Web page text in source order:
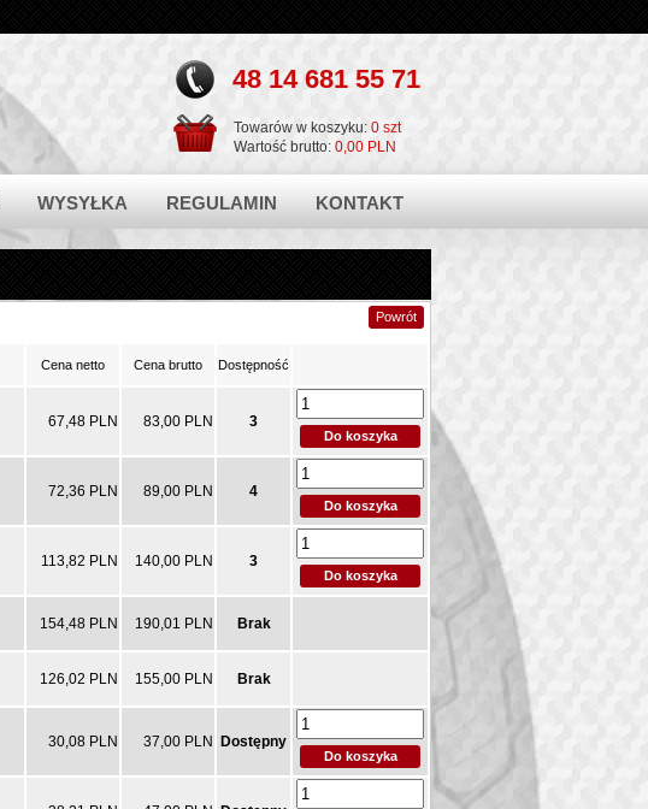
48 14 681 55 71
Towarów w koszyku: 0 szt
Wartość brutto: 0,00 PLN
WYSYŁKA REGULAMIN KONTAKT
Cena netto Cena brutto Dostępność
67,48 PLN 83,00 PLN 3
72,36 PLN 89,00 PLN 4
113,82 PLN 140,00 PLN 3
154,48 PLN 190,01 PLN Brak
126,02 PLN 155,00 PLN Brak
30,08 PLN 37,00 PLN Dostępny